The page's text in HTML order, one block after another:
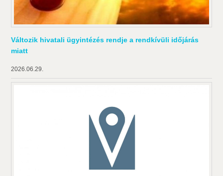
Változik hivatali ügyintézés rendje a rendkívüli időjárás
miatt
2026.06.29.